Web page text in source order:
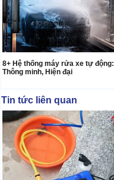
8+ Hệ thống máy rửa xe tự động:
Thông minh, Hiện đại
Tin tức liên quan